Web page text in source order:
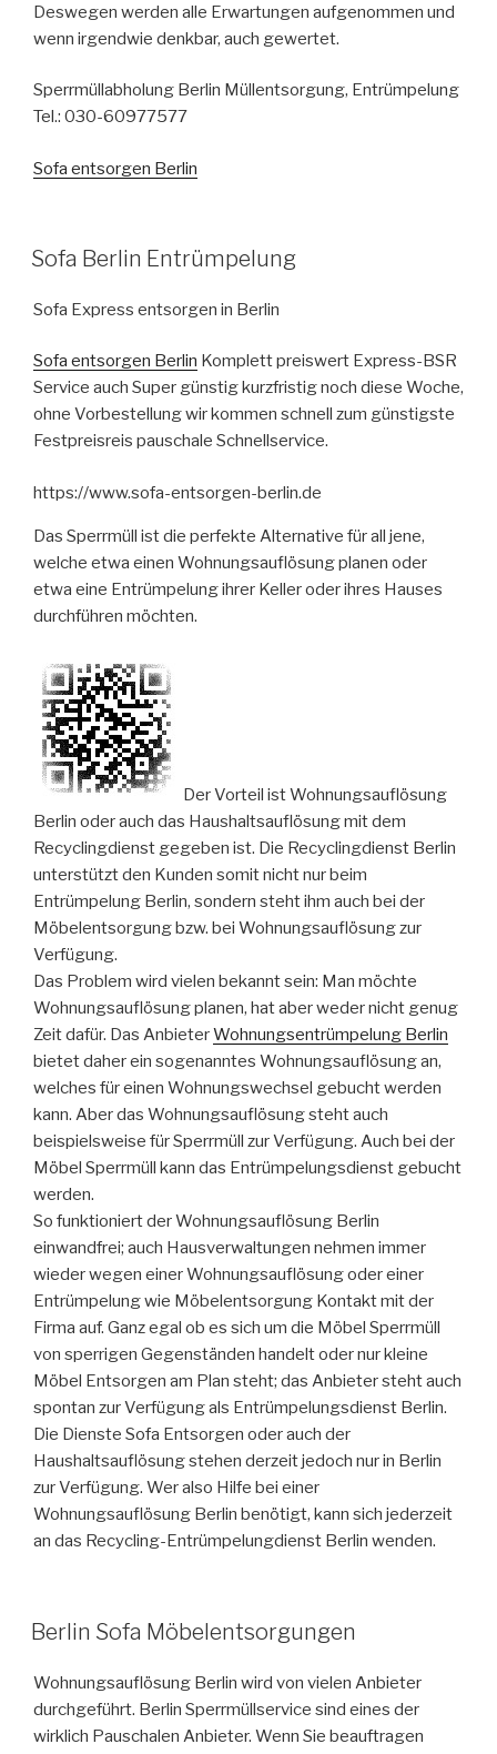
Deswegen werden alle Erwartungen aufgenommen und
wenn irgendwie denkbar, auch gewertet.
Sperrmüllabholung Berlin Müllentsorgung, Entrümpelung
Tel.: 030-60977577
Sofa entsorgen Berlin
VERÖFFENTLICHT
AM
Sofa Berlin Entrümpelung
Sofa Express entsorgen in Berlin
Sofa entsorgen Berlin Komplett preiswert Express-BSR
Service auch Super günstig kurzfristig noch diese Woche,
ohne Vorbestellung wir kommen schnell zum günstigste
Festpreisreis pauschale Schnellservice.
https://www.sofa-entsorgen-berlin.de
Das Sperrmüll ist die perfekte Alternative für all jene,
welche etwa einen Wohnungsauflösung planen oder
etwa eine Entrümpelung ihrer Keller oder ihres Hauses
durchführen möchten.
Der Vorteil ist Wohnungsauflösung
Berlin oder auch das Haushaltsauflösung mit dem
Recyclingdienst gegeben ist. Die Recyclingdienst Berlin
unterstützt den Kunden somit nicht nur beim
Entrümpelung Berlin, sondern steht ihm auch bei der
Möbelentsorgung bzw. bei Wohnungsauflösung zur
Verfügung.
Das Problem wird vielen bekannt sein: Man möchte
Wohnungsauflösung planen, hat aber weder nicht genug
Zeit dafür. Das AnbieterWohnungsentrümpelung Berlin
bietet daher ein sogenanntes Wohnungsauflösung an,
welches für einen Wohnungswechsel gebucht werden
kann. Aber das Wohnungsauflösung steht auch
beispielsweise für Sperrmüll zur Verfügung. Auch bei der
Möbel Sperrmüll kann das Entrümpelungsdienst gebucht
werden.
So funktioniert der Wohnungsauflösung Berlin
einwandfrei; auch Hausverwaltungen nehmen immer
wieder wegen einer Wohnungsauflösung oder einer
Entrümpelung wie Möbelentsorgung Kontakt mit der
Firma auf. Ganz egal ob es sich um die Möbel Sperrmüll
von sperrigen Gegenständen handelt oder nur kleine
Möbel Entsorgen am Plan steht; das Anbieter steht auch
spontan zur Verfügung als Entrümpelungsdienst Berlin.
Die Dienste Sofa Entsorgen oder auch der
Haushaltsauflösung stehen derzeit jedoch nur in Berlin
zur Verfügung. Wer also Hilfe bei einer
Wohnungsauflösung Berlin benötigt, kann sich jederzeit
an das Recycling-Entrümpelungdienst Berlin wenden.
VERÖFFENTLICHT
AM
Berlin Sofa Möbelentsorgungen
Wohnungsauflösung Berlin wird von vielen Anbieter
durchgeführt. Berlin Sperrmüllservice sind eines der
wirklich Pauschalen Anbieter. Wenn Sie beauftragen